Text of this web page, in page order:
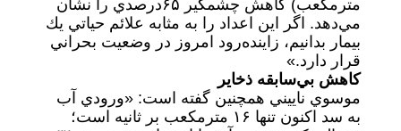
مترمكعب) كاهش چشمگير ۶۵درصدي را نشان
مي‌دهد. اگر اين اعداد را به مثابه علائم حياتي يك
بيمار بدانيم، زاينده‌رود امروز در وضعيت بحراني
قرار دارد.»
كاهش بي‌سابقه ذخاير
موسوي ناييني همچنين گفته است: «ورودي آب
به سد اكنون تنها ۱۶ مترمكعب بر ثانيه است؛